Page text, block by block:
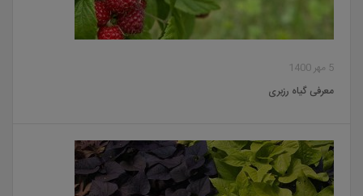
5 مهر 1400
معرفی گیاه رزبری